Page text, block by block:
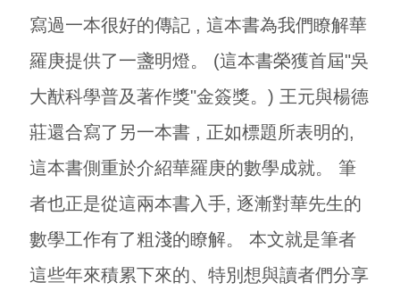
寫過一本很好的傳記 , 這本書為我們瞭解華
羅庚提供了一盞明燈。 (這本書榮獲首屆"吳
大猷科學普及著作獎"金簽獎。) 王元與楊德
莊還合寫了另一本書 , 正如標題所表明的,
這本書側重於介紹華羅庚的數學成就。 筆
者也正是從這兩本書入手, 逐漸對華先生的
數學工作有了粗淺的瞭解。 本文就是筆者
這些年來積累下來的、特別想與讀者們分享